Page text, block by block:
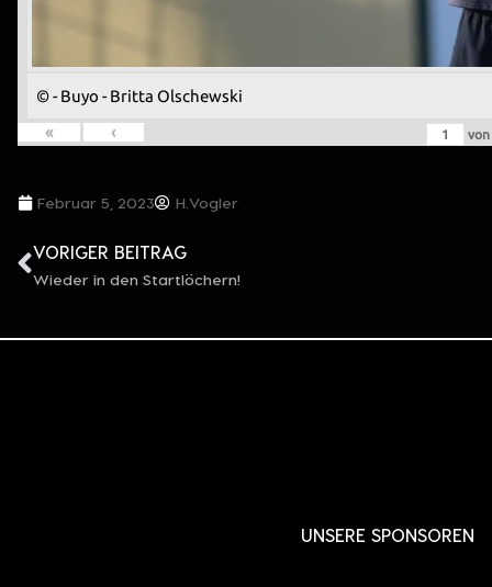
© - Buyo - Britta Olschewski
«
‹ von
Februar 5, 2023 H.Vogler
VORIGER BEITRAG
Wieder in den Startlöchern!
UNSERE SPONSOREN